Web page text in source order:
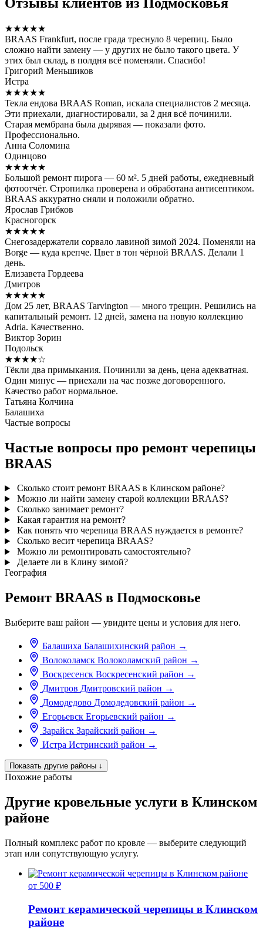
★★★★★
BRAAS Frankfurt, после града треснуло 8 черепиц. Было
сложно найти замену — у других не было такого цвета. У
этих был склад, в полдня всё поменяли. Спасибо!
Григорий Меньшиков
Истра
★★★★★
Текла ендова BRAAS Roman, искала специалистов 2 месяца.
Эти приехали, диагностировали, за 2 дня всё починили.
Старая мембрана была дырявая — показали фото.
Профессионально.
Анна Соломина
Одинцово
★★★★★
Большой ремонт пирога — 60 м². 5 дней работы, ежедневный
фотоотчёт. Стропилка проверена и обработана антисептиком.
BRAAS аккуратно сняли и положили обратно.
Ярослав Грибков
Красногорск
★★★★★
Снегозадержатели сорвало лавиной зимой 2024. Поменяли на
Borge — куда крепче. Цвет в тон чёрной BRAAS. Делали 1
день.
Елизавета Гордеева
Дмитров
★★★★★
Дом 25 лет, BRAAS Tarvington — много трещин. Решились на
капитальный ремонт. 12 дней, замена на новую коллекцию
Adria. Качественно.
Виктор Зорин
Подольск
★★★★☆
Тёкли два примыкания. Починили за день, цена адекватная.
Один минус — приехали на час позже договоренного.
Качество работ нормальное.
Татьяна Колчина
Балашиха
Частые вопросы
Частые вопросы про ремонт черепицы
BRAAS
Сколько стоит ремонт BRAAS в Клинском районе?
Можно ли найти замену старой коллекции BRAAS?
Сколько занимает ремонт?
Какая гарантия на ремонт?
Как понять что черепица BRAAS нуждается в ремонте?
Сколько весит черепица BRAAS?
Можно ли ремонтировать самостоятельно?
Делаете ли в Клину зимой?
География
Ремонт BRAAS в Подмосковье
Выберите ваш район — увидите цены и условия для него.
Балашиха Балашихинский район →
Волоколамск Волоколамский район →
Воскресенск Воскресенский район →
Дмитров Дмитровский район →
Домодедово Домодедовский район →
Егорьевск Егорьевский район →
Зарайск Зарайский район →
Истра Истринский район →
Показать другие районы ↓
Похожие работы
Другие кровельные услуги в Клинском
районе
Полный комплекс работ по кровле — выберите следующий
этап или сопутствующую услугу.
от 500 ₽
Ремонт керамической черепицы в Клинском
районе